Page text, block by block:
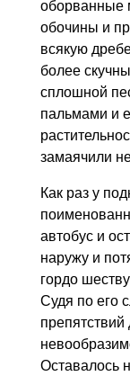
оборванные
обочины и
всякую
более
сплошной
пальмами и
замаячили
Как раз у
автобус и
наружу и
гордо
Судя по его
Оставалось